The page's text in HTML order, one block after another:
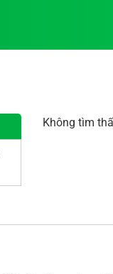
Không tìm